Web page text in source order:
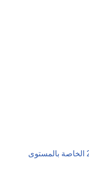
عدة الدخول المدرسي 2019/2018 الخاصة بالمستوى